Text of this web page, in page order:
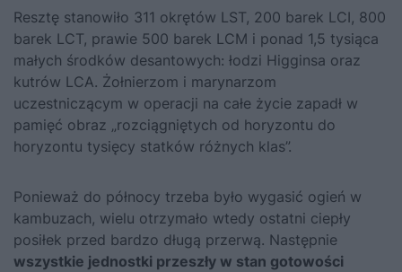
Resztę stanowiło 311 okrętów LST, 200 barek LCI, 800
barek LCT, prawie 500 barek LCM i ponad 1,5 tysiąca
małych środków desantowych: łodzi Higginsa oraz
kutrów LCA. Żołnierzom i marynarzom
uczestniczącym w operacji na całe życie zapadł w
pamięć obraz „rozciągniętych od horyzontu do
horyzontu tysięcy statków różnych klas”.
Ponieważ do północy trzeba było wygasić ogień w
kambuzach, wielu otrzymało wtedy ostatni ciepły
posiłek przed bardzo długą przerwą. Następnie
wszystkie jednostki przeszły w stan gotowości